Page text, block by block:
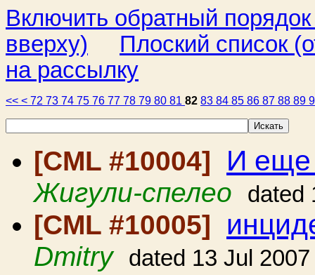
Включить обратный
вверху)
Плоский список
на рассылку
<< < 72 73 74 75 76 77 78 79 80 81 82 83 84 85 86 87 88 89
[CML #10004] И еще
Жигули-спелео dated
[CML #10005]
Dmitry dated 13 Jul 2007